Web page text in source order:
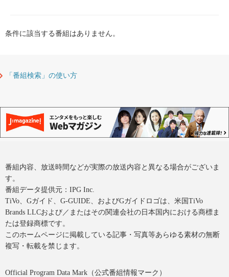
条件に該当する番組はありません。
「番組検索」の使い方
番組内容、放送時間などが実際の放送内容と異なる場合がございま
す。
番組データ提供元：IPG Inc.
TiVo、Gガイド、G-GUIDE、およびGガイドロゴは、米国TiVo
Brands LLCおよび／またはその関連会社の日本国内における商標ま
たは登録商標です。
このホームページに掲載している記事・写真等あらゆる素材の無断
複写・転載を禁じます。
Official Program Data Mark（公式番組情報マーク）